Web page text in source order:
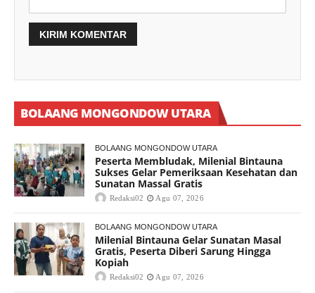
BOLAANG MONGONDOW UTARA
BOLAANG MONGONDOW UTARA
Peserta Membludak, Milenial Bintauna
Sukses Gelar Pemeriksaan Kesehatan dan
Sunatan Massal Gratis
Redaksi02 Agu 07, 2026
BOLAANG MONGONDOW UTARA
Milenial Bintauna Gelar Sunatan Masal
Gratis, Peserta Diberi Sarung Hingga
Kopiah
Redaksi02 Agu 07, 2026